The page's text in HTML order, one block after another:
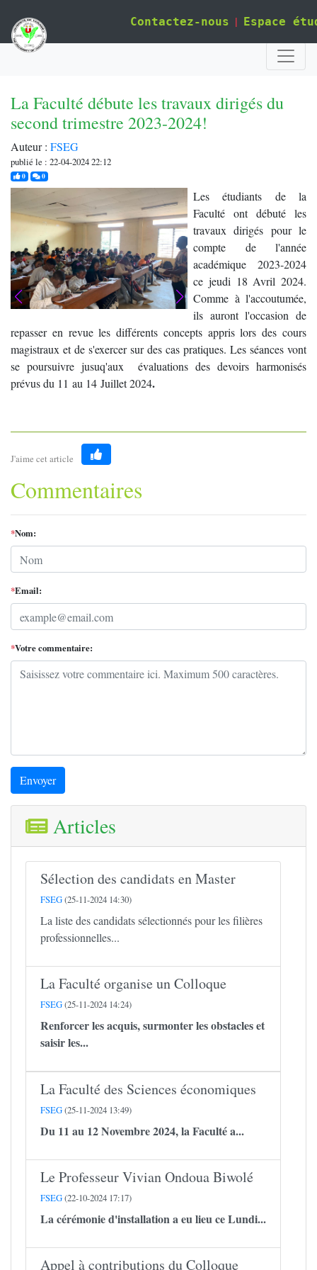
Contactez-nous | Espace
La Faculté débute les travaux dirigés du
second trimestre 2023-2024!
Auteur : FSEG
publié le : 22-04-2024 22:12
0j'aime0commentaires
Les étudiants de la
Faculté ont débuté les
travaux dirigés pour le
compte de l'année
académique 2023-2024
ce jeudi 18 Avril 2024.
Comme à l'accoutumée,
ils auront l'occasion de
repasser en revue les différents concepts appris lors des cours
magistraux et de s'exercer sur des cas pratiques. Les séances vont
se poursuivre jusuq'aux évaluations des devoirs harmonisés
prévus du 11 au 14 Juillet 2024.
J'aime cet article
Like
Commentaires
*Nom:
*Email:
*Votre commentaire:
Envoyer
Articles
Sélection des candidats en Master
FSEG(25-11-2024 14:30)
La liste des candidats sélectionnés pour les filières
professionnelles...
La Faculté organise un Colloque
FSEG(25-11-2024 14:24)
Renforcer les acquis, surmonter les obstacles et
saisir les...
La Faculté des Sciences économiques
FSEG(25-11-2024 13:49)
Du 11 au 12 Novembre 2024, la Faculté a...
Le Professeur Vivian Ondoua Biwolé
FSEG(22-10-2024 17:17)
La cérémonie d'installation a eu lieu ce Lundi...
Appel à contributions du Colloque